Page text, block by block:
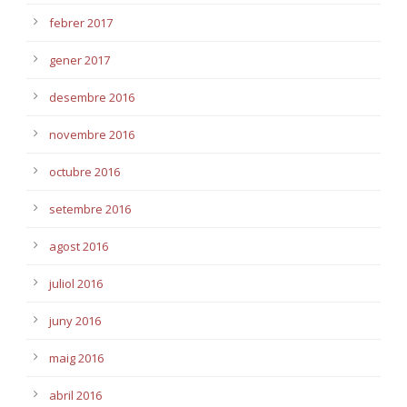
febrer 2017
gener 2017
desembre 2016
novembre 2016
octubre 2016
setembre 2016
agost 2016
juliol 2016
juny 2016
maig 2016
abril 2016